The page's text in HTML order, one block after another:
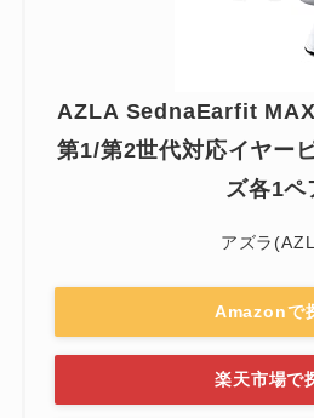
AZLA SednaEarfit
第1/第2世代対応イヤー
ズ各1ペ
アズラ
Amazonで
楽天市場で